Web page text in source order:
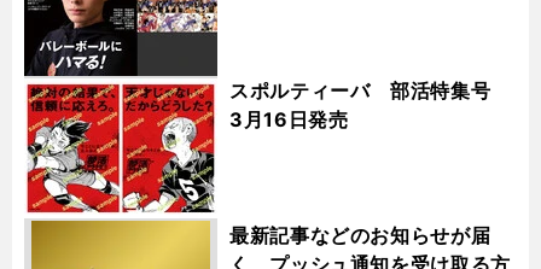
スポルティーバ 部活特集号
3月16日発売
最新記事などのお知らせが届
く プッシュ通知を受け取る方